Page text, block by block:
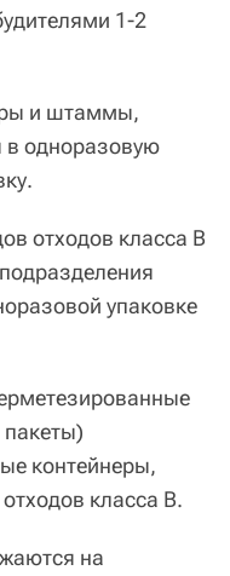
1-2
и штаммы,
в одноразовую
отходов класса В
упаковке
контейнеры,
класса В.
на